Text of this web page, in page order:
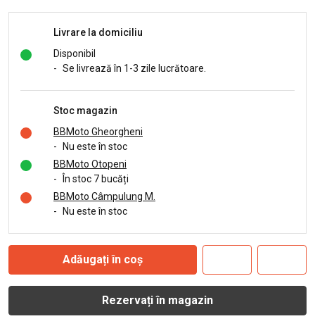
Livrare la domiciliu
Disponibil
- Se livrează în 1-3 zile lucrătoare.
Stoc magazin
BBMoto Gheorgheni
-
Nu este în stoc
BBMoto Otopeni
-
În stoc 7 bucăți
BBMoto Câmpulung M.
-
Nu este în stoc
Adăugați în coș
Rezervați în magazin